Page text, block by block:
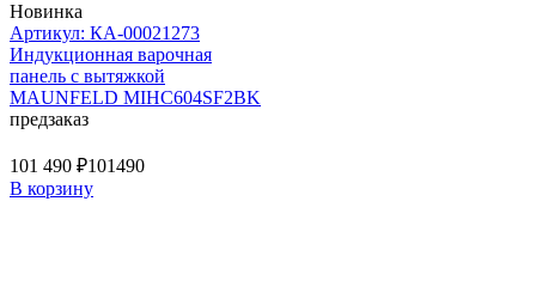
Новинка
Артикул: КА-00021273
Индукционная варочная
панель с вытяжкой
MAUNFELD MIHC604SF2BK
предзаказ
101 490 ₽101490
В корзину